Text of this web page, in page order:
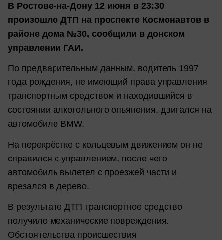
В Ростове-на-Дону 12 июня в 23:30
произошло ДТП на проспекте Космонавтов в
районе дома №30, сообщили в донском
управлении ГАИ.
По предварительным данным, водитель 1997
года рождения, не имеющий права управления
транспортным средством и находившийся в
состоянии алкогольного опьянения, двигался на
автомобиле BMW.
На перекрёстке с кольцевым движением он не
справился с управлением, после чего
автомобиль вылетел с проезжей части и
врезался в дерево.
В результате ДТП транспортное средство
получило механические повреждения.
Обстоятельства происшествия